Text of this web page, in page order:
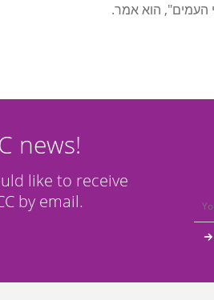
העמים", הוא אמר.
news!
like to receive
by email.